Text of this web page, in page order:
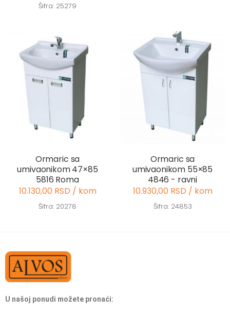
Šifra: 25279
Ormaric sa
umivaonikom 47×85
5816 Roma
10.130,00 RSD / kom
Šifra: 20278
Ormaric sa
umivaonikom 55×85
4846 - ravni
10.930,00 RSD / kom
Šifra: 24853
U našoj ponudi možete pronaći: